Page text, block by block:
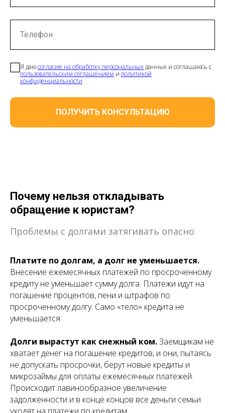
Телефон
Я даюсогласие на обработку персональныхданных и соглашаюсь с
пользовательским соглашением и политикой
конфиденциальности
ПОЛУЧИТЬ КОНСУЛЬТАЦИЮ
Почему нельзя откладывать
обращение к юристам?
Проблемы с долгами затягивать опасно
Платите по долгам, а долг не уменьшается.
Внесение ежемесячных платежей по просроченному
кредиту не уменьшает сумму долга. Платежи идут на
погашение процентов, пени и штрафов по
просроченному долгу. Само «тело» кредита не
уменьшается
Долги вырастут как снежный ком.Заемщикам не
хватает денег на погашение кредитов, и они, пытаясь
не допускать просрочки, берут новые кредиты и
микрозаймы для оплаты ежемесячных платежей.
Происходит лавинообразное увеличение
задолженности и в конце концов все деньги семьи